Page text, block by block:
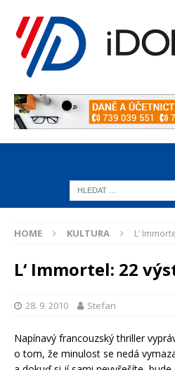
HOME KULTURA L‘
L‘ Immortel: 22
28. 9. 2010 Stefan
Napínavý francouzský thriller
o tom, že minulost se nedá